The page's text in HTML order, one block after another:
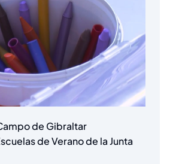
de Gibraltar
de Verano de la Junta